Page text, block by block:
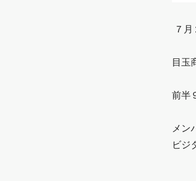
７
目玉
前半
メン
ビジ